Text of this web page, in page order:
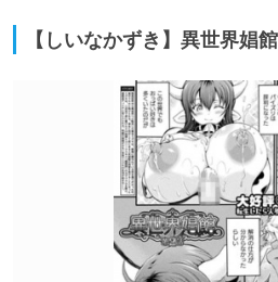
【しいなかずき】異世界娼